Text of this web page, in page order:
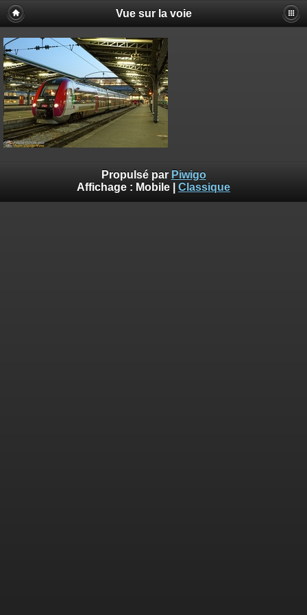
Vue sur la voie
Propulsé par Piwigo
Affichage : Mobile Classique